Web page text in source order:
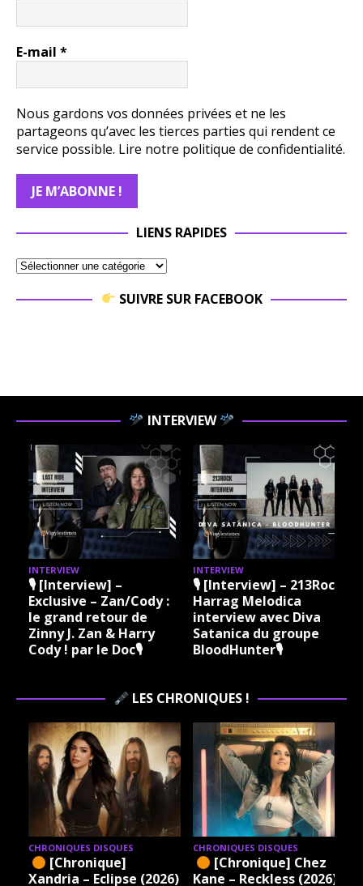
E-mail *
Nous gardons vos données privées et ne les
partageons qu’avec les tierces parties qui rendent ce
service possible. Lire notre politique de confidentialité.
LIENS RAPIDES
SUIVRE SUR FACEBOOK
INTERVIEW
INTERVIEW
🎙 [Interview] –
Exclusive – Zan/Cody :
le grand retour de
Zinny J. Zan & Harry
Cody ! par le Doc🎙
INTERVIEW
🎙 [Interview] – 213Rock
Harrag Melodica
interview avec Diva
Satanica du groupe
BloodHunter🎙
LES CHRONIQUES !
CHRONIQUES DISQUES
[Chronique]
Xandria – Eclipse (2026)
CHRONIQUES DISQUES
[Chronique] Chez
Kane – Reckless (2026)